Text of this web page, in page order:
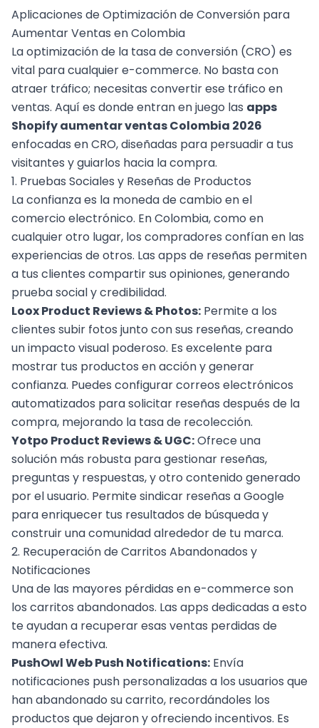
Aplicaciones de Optimización de Conversión para
Aumentar Ventas en Colombia
La optimización de la tasa de conversión (CRO) es
vital para cualquier e-commerce. No basta con
atraer tráfico; necesitas convertir ese tráfico en
ventas. Aquí es donde entran en juego las apps
Shopify aumentar ventas Colombia 2026
enfocadas en CRO, diseñadas para persuadir a tus
visitantes y guiarlos hacia la compra.
1. Pruebas Sociales y Reseñas de Productos
La confianza es la moneda de cambio en el
comercio electrónico. En Colombia, como en
cualquier otro lugar, los compradores confían en las
experiencias de otros. Las apps de reseñas permiten
a tus clientes compartir sus opiniones, generando
prueba social y credibilidad.
Loox Product Reviews & Photos: Permite a los
clientes subir fotos junto con sus reseñas, creando
un impacto visual poderoso. Es excelente para
mostrar tus productos en acción y generar
confianza. Puedes configurar correos electrónicos
automatizados para solicitar reseñas después de la
compra, mejorando la tasa de recolección.
Yotpo Product Reviews & UGC:Ofrece una
solución más robusta para gestionar reseñas,
preguntas y respuestas, y otro contenido generado
por el usuario. Permite sindicar reseñas a Google
para enriquecer tus resultados de búsqueda y
construir una comunidad alrededor de tu marca.
2. Recuperación de Carritos Abandonados y
Notificaciones
Una de las mayores pérdidas en e-commerce son
los carritos abandonados. Las apps dedicadas a esto
te ayudan a recuperar esas ventas perdidas de
manera efectiva.
PushOwl Web Push Notifications: Envía
notificaciones push personalizadas a los usuarios que
han abandonado su carrito, recordándoles los
productos que dejaron y ofreciendo incentivos. Es